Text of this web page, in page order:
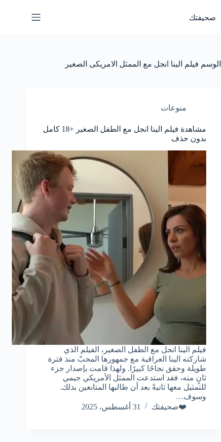
المحتوى
صحيفتك
الوسم فيلم الينا انجل مع الممثل الامريكى الصغير
منوعات
مشاهدة فيلم الينا انجل مع الطفل الصغير +18 كامل
بدون حذف
فيلم الينا انجل مع الطفل الصغير، الفيلم الذي
شاركته الينا العراقية مع جمهورها المحبّ منذ فترة
طويلة وحقق نجاحًا كبيرًا. ولهذا قامت بإصدار جزء
ثانٍ منه، فقد استدعت الممثل الأمريكي جيمي
للتمثيل معها ثانيةً بعد أن طالبها المتابعين بذلك.
وسوف…
❤️صحيفتك
31 أغسطس، 2025